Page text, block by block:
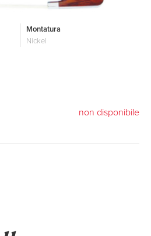
Montatura
Nickel
non disponibile